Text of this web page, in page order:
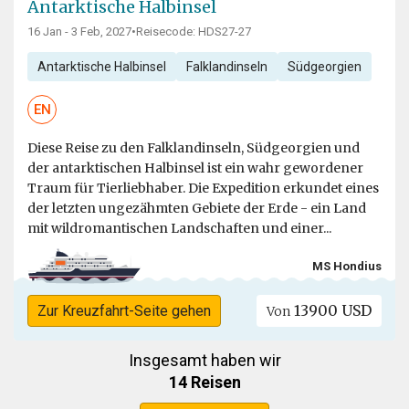
Antarktische Halbinsel
16 Jan - 3 Feb, 2027•Reisecode: HDS27-27
Antarktische Halbinsel Falklandinseln Südgeorgien
EN
Diese Reise zu den Falklandinseln, Südgeorgien und
der antarktischen Halbinsel ist ein wahr gewordener
Traum für Tierliebhaber. Die Expedition erkundet eines
der letzten ungezähmten Gebiete der Erde - ein Land
mit wildromantischen Landschaften und einer...
MS Hondius
Zur Kreuzfahrt-Seite gehen Von 13900 USD
Insgesamt haben wir
14 Reisen